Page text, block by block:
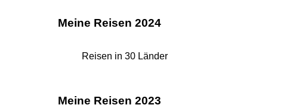
Meine Reisen 2024
Reisen in 30 Länder
Meine Reisen 2023